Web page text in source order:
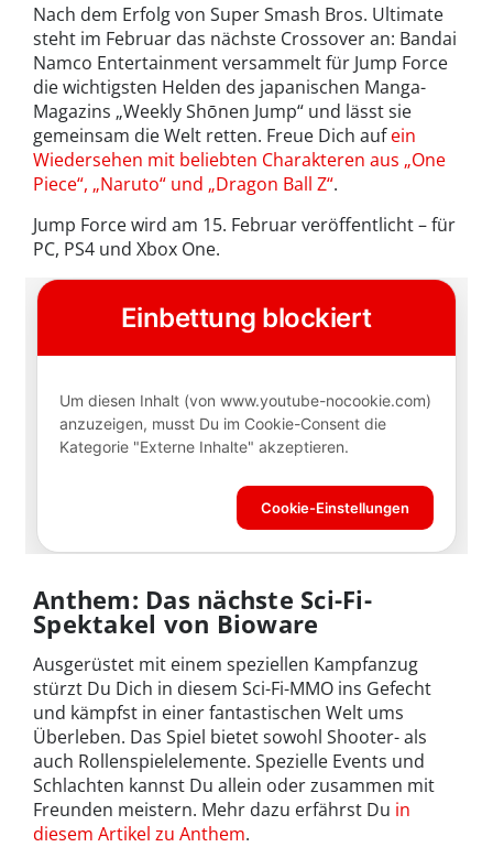
Nach dem Erfolg von Super Smash Bros. Ultimate
steht im Februar das nächste Crossover an: Bandai
Namco Entertainment versammelt für Jump Force
die wichtigsten Helden des japanischen Manga-
Magazins „Weekly Shōnen Jump“ und lässt sie
gemeinsam die Welt retten. Freue Dich aufein
Wiedersehen mit beliebten Charakteren aus „One
Piece“, „Naruto“ und „Dragon Ball Z“.
Jump Force wird am 15. Februar veröffentlicht – für
PC, PS4 und Xbox One.
Anthem: Das nächste Sci-Fi-
Spektakel von Bioware
Ausgerüstet mit einem speziellen Kampfanzug
stürzt Du Dich in diesem Sci-Fi-MMO ins Gefecht
und kämpfst in einer fantastischen Welt ums
Überleben. Das Spiel bietet sowohl Shooter- als
auch Rollenspielelemente. Spezielle Events und
Schlachten kannst Du allein oder zusammen mit
Freunden meistern. Mehr dazu erfährst Du in
diesem Artikel zu Anthem.